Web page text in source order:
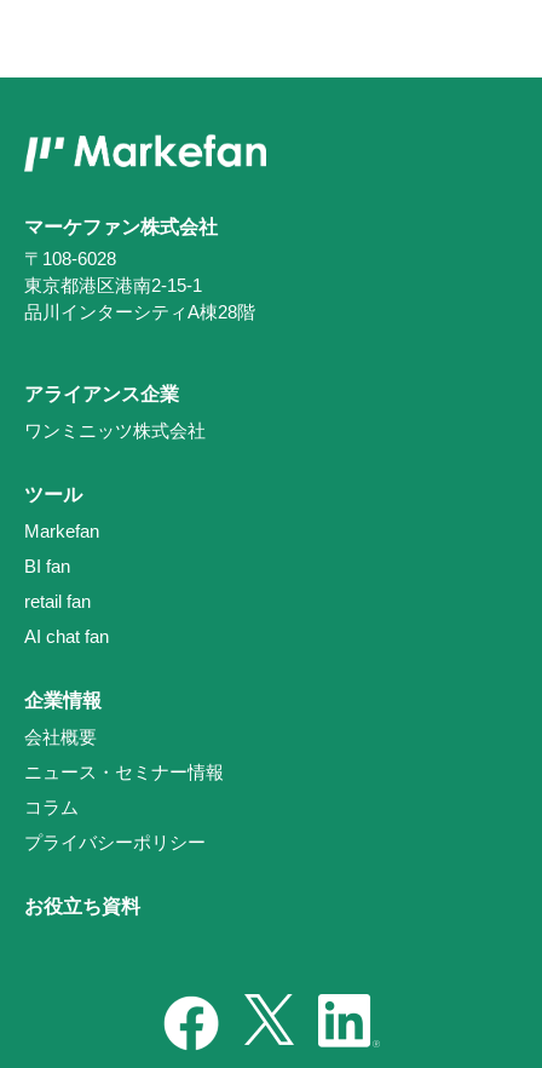
マーケファン株式会社
〒108-6028
東京都港区港南2-15-1
品川インターシティA棟28階
アライアンス企業
ワンミニッツ株式会社
ツール
Markefan
BI fan
retail fan
AI chat fan
企業情報
会社概要
ニュース・セミナー情報
コラム
プライバシーポリシー
お役立ち資料